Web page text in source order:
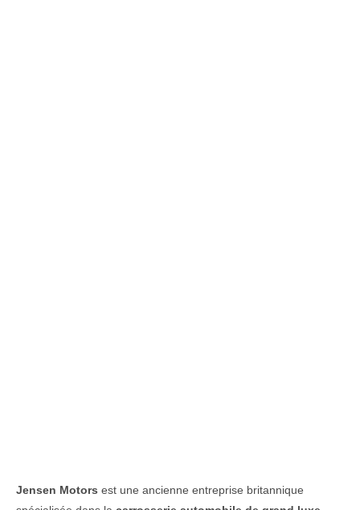
Jensen Motors est une ancienne entreprise britannique